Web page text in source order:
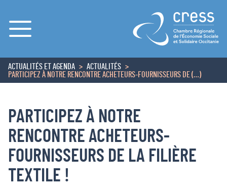
Menu
ACCUEIL
ACTUALITÉS ET AGENDA
ACTUALITÉS
PARTICIPEZ À NOTRE RENCONTRE ACHETEURS-FOURNISSEURS DE (…)
PARTICIPEZ À NOTRE
RENCONTRE ACHETEURS-
FOURNISSEURS DE LA FILIÈRE
TEXTILE !